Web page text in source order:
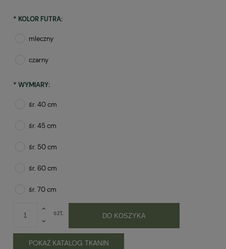
* KOLOR FUTRA:
mleczny
czarny
* WYMIARY:
śr. 40 cm
śr. 45 cm
śr. 50 cm
śr. 60 cm
śr. 70 cm
szt. DO KOSZYKA
POKAŻ KATALOG TKANIN